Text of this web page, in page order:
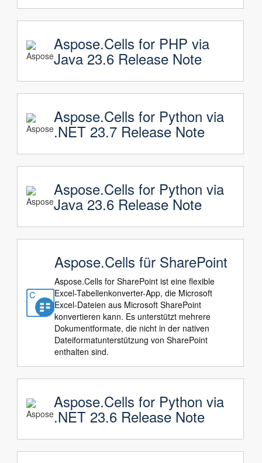
Aspose.Cells for PHP via
Java 23.6 Release Note
Aspose.Cells for Python via
.NET 23.7 Release Note
Aspose.Cells for Python via
Java 23.6 Release Note
Aspose.Cells für SharePoint
Aspose.Cells for SharePoint ist eine flexible
Excel-Tabellenkonverter-App, die Microsoft
Excel-Dateien aus Microsoft SharePoint
konvertieren kann. Es unterstützt mehrere
Dokumentformate, die nicht in der nativen
Dateiformatunterstützung von SharePoint
enthalten sind.
Aspose.Cells for Python via
.NET 23.6 Release Note